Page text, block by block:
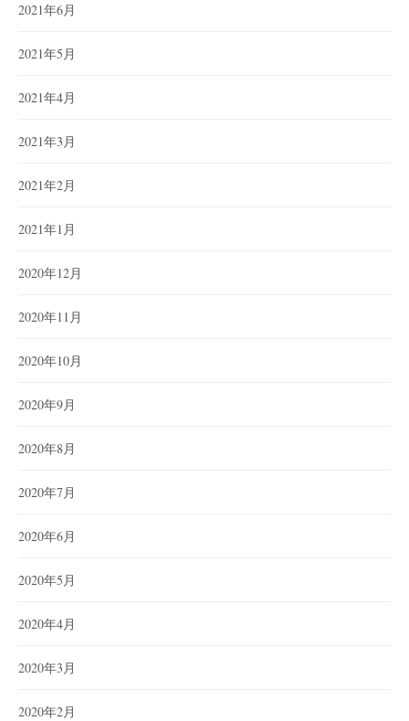
2021年6月
2021年5月
2021年4月
2021年3月
2021年2月
2021年1月
2020年12月
2020年11月
2020年10月
2020年9月
2020年8月
2020年7月
2020年6月
2020年5月
2020年4月
2020年3月
2020年2月